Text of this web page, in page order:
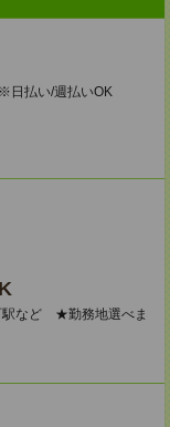
払い/週払いOK
駅など ★勤務地選べま